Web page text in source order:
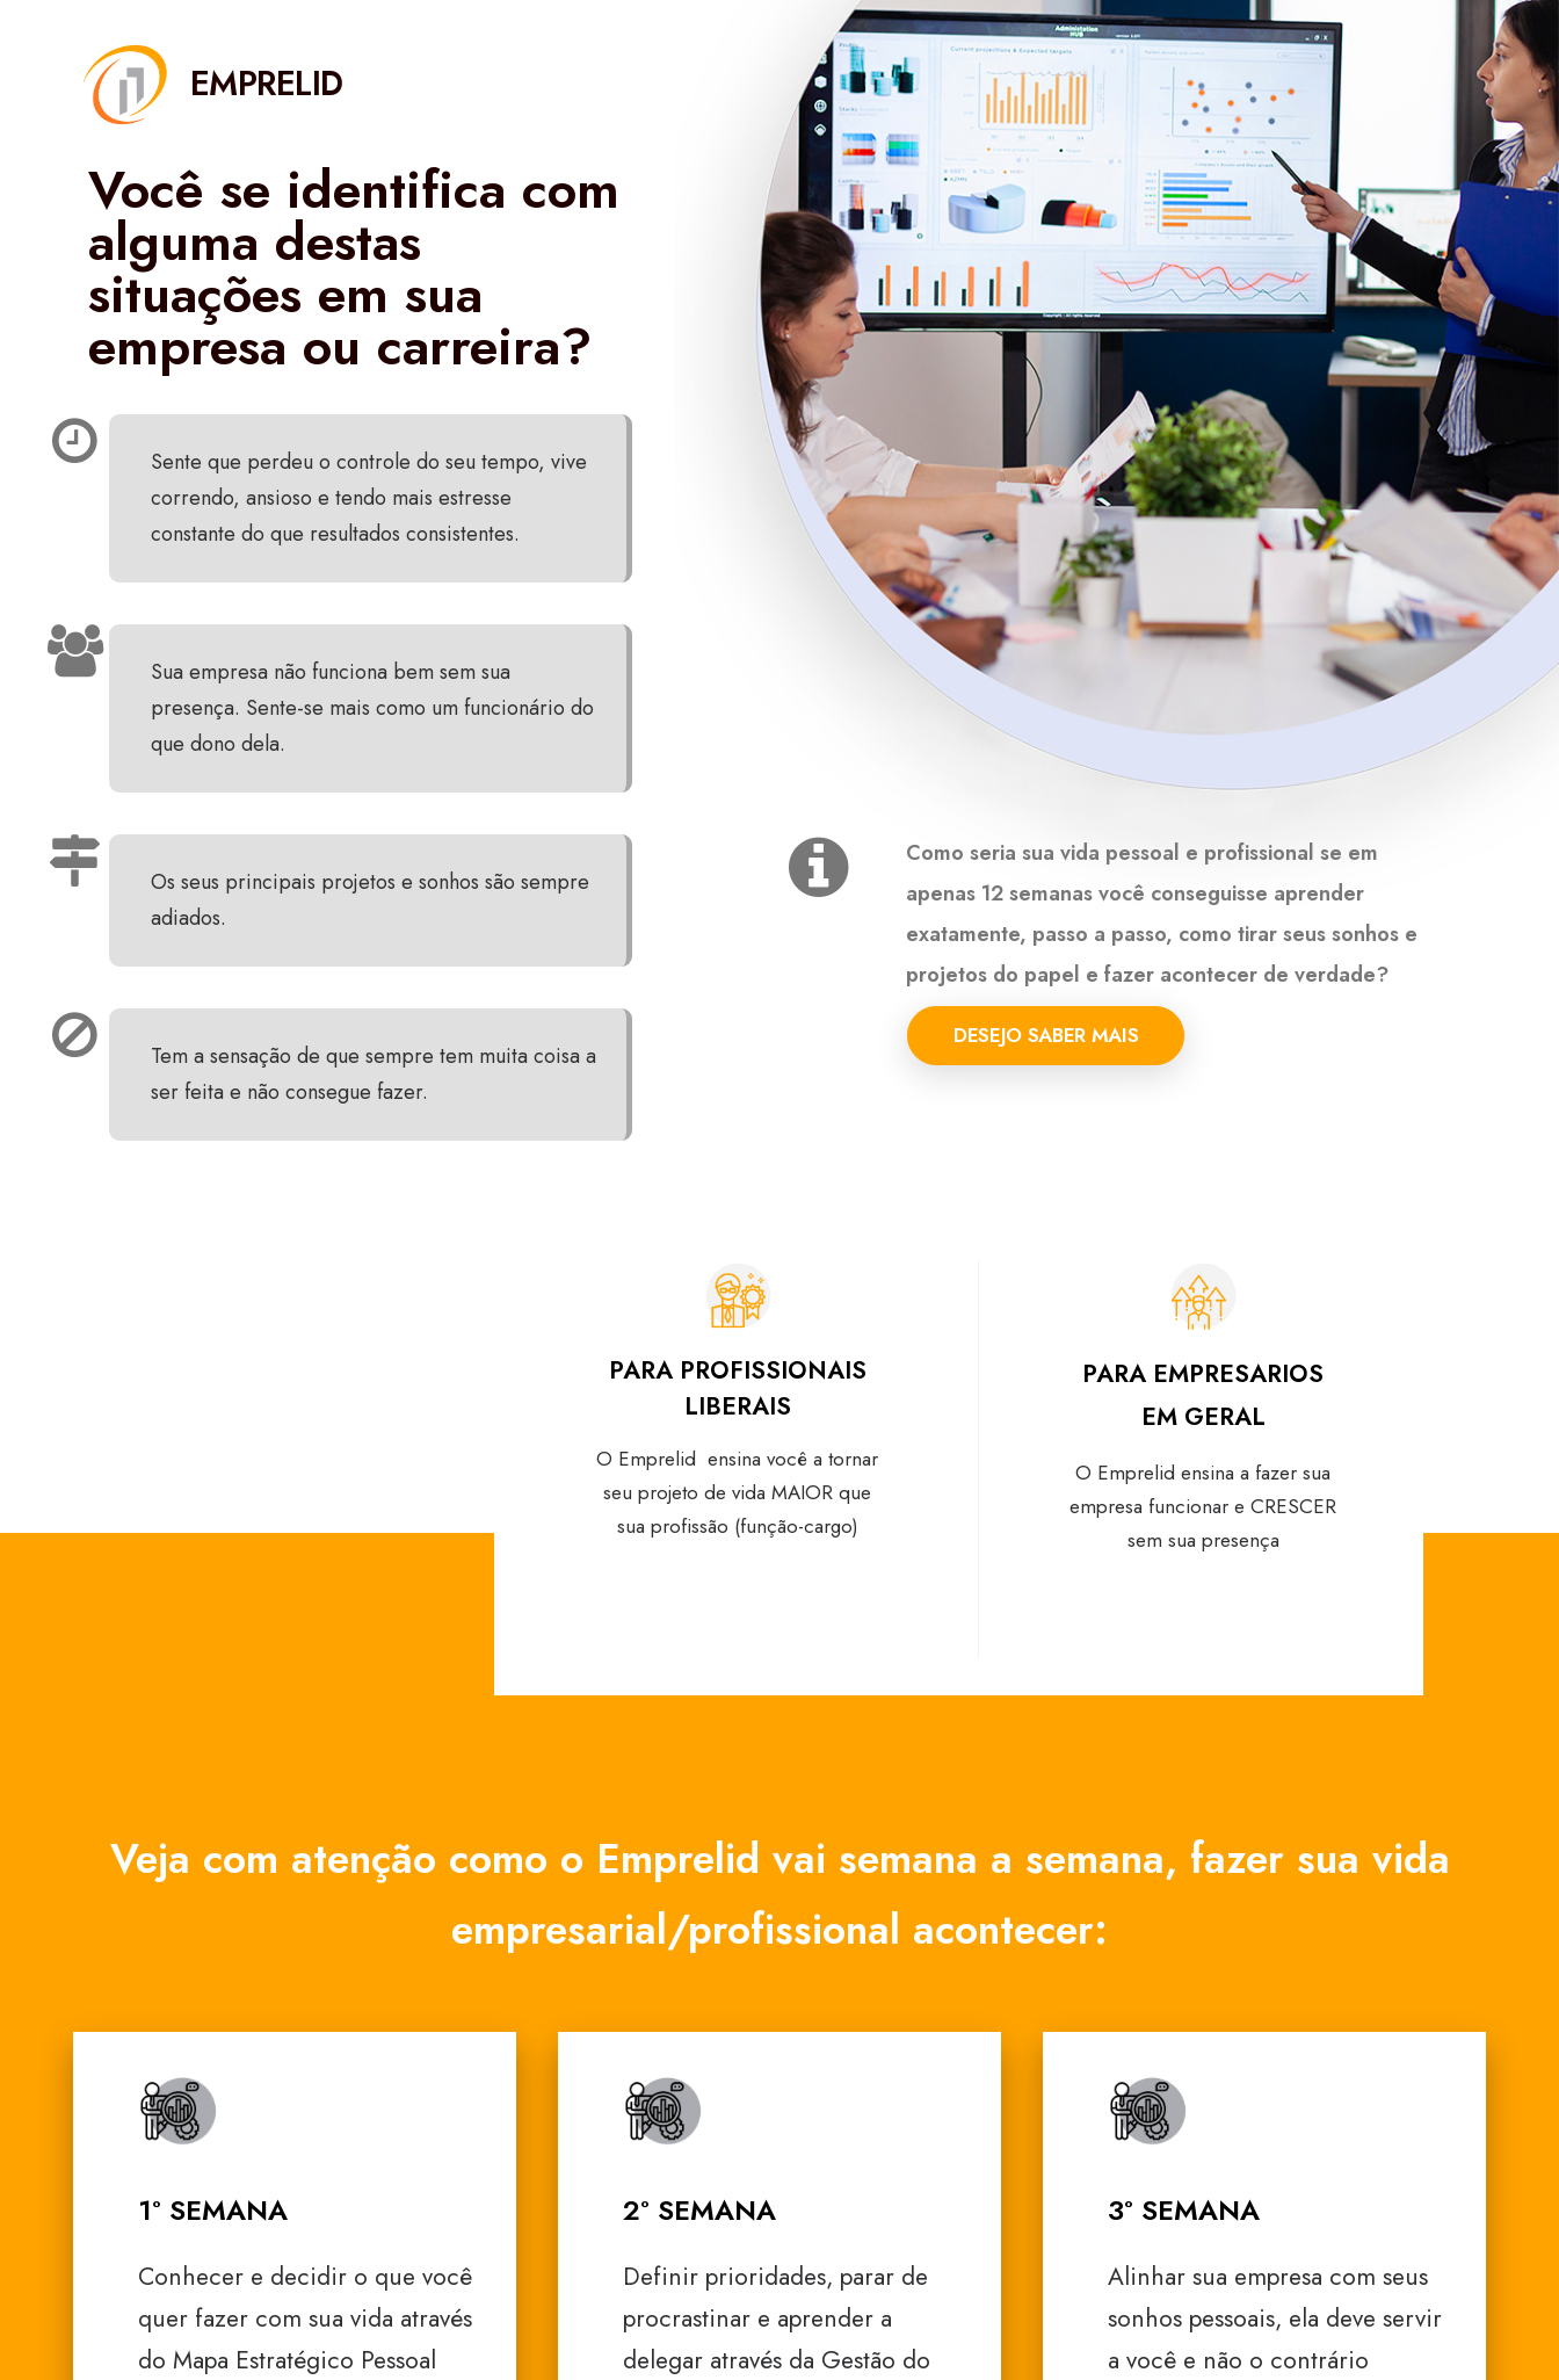
EMPRELID
Você se identifica com
alguma destas
situações em sua
empresa ou carreira?
Sente que perdeu o controle do seu tempo, vive
correndo, ansioso e tendo mais estresse
constante do que resultados consistentes.
Sua empresa não funciona bem sem sua
presença. Sente-se mais como um funcionário do
que dono dela.
Os seus principais projetos e sonhos são sempre
adiados.
Tem a sensação de que sempre tem muita coisa a
ser feita e não consegue fazer.
Como seria sua vida pessoal e profissional se em
apenas 12 semanas você conseguisse aprender
exatamente, passo a passo, como tirar seus sonhos e
projetos do papel e fazer acontecer de verdade?
DESEJO SABER MAIS
PARA PROFISSIONAIS
LIBERAIS
O Emprelid ensina você a tornar
seu projeto de vida MAIOR que
sua profissão (função-cargo)
PARA EMPRESARIOS
EM GERAL
O Emprelid ensina a fazer sua
empresa funcionar e CRESCER
sem sua presença
Veja com atenção como o Emprelid vai semana a semana, fazer sua vida
empresarial/profissional acontecer:
1° SEMANA
Conhecer e decidir o que você
quer fazer com sua vida através
do Mapa Estratégico Pessoal
2° SEMANA
Definir prioridades, parar de
procrastinar e aprender a
delegar através da Gestão do
3° SEMANA
Alinhar sua empresa com seus
sonhos pessoais, ela deve servir
a você e não o contrário